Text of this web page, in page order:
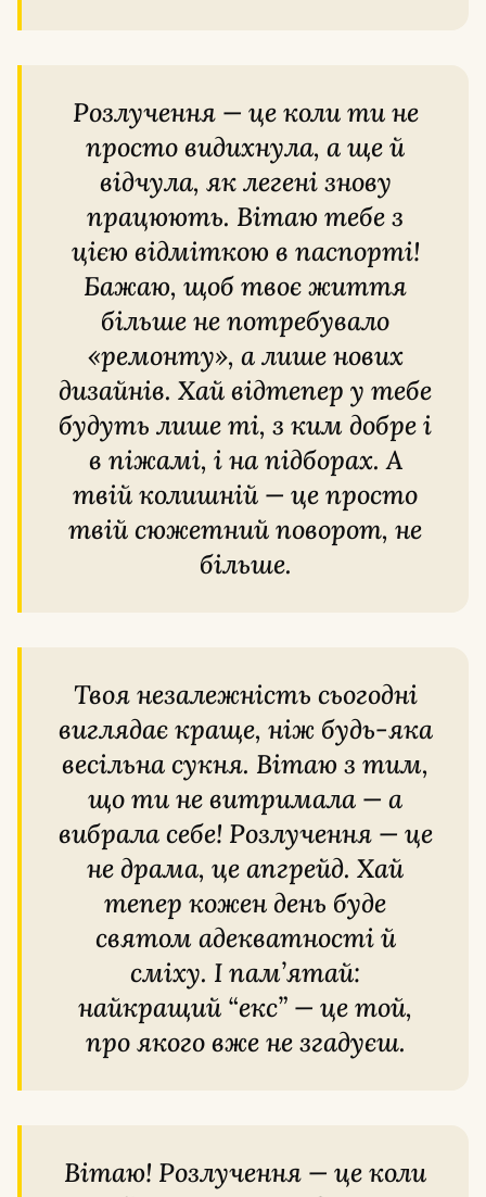
Розлучення — це коли ти не
просто видихнула, а ще й
відчула, як легені знову
працюють. Вітаю тебе з
цією відміткою в паспорті!
Бажаю, щоб твоє життя
більше не потребувало
«ремонту», а лише нових
дизайнів. Хай відтепер у тебе
будуть лише ті, з ким добре і
в піжамі, і на підборах. А
твій колишній — це просто
твій сюжетний поворот, не
більше.
Твоя незалежність сьогодні
виглядає краще, ніж будь-яка
весільна сукня. Вітаю з тим,
що ти не витримала — а
вибрала себе! Розлучення — це
не драма, це апгрейд. Хай
тепер кожен день буде
святом адекватності й
сміху. І пам’ятай:
найкращий “екс” — це той,
про якого вже не згадуєш.
Вітаю! Розлучення — це коли